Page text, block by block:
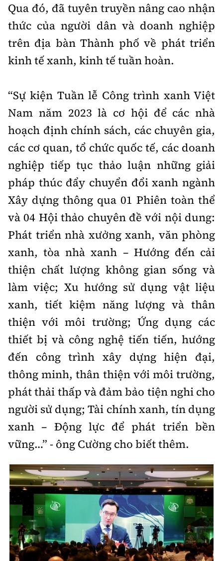
Qua đó, đã tuyên truyền nâng cao nhận
thức của người dân và doanh nghiệp
trên địa bàn Thành phố về phát triển
kinh tế xanh, kinh tế tuần hoàn.
“Sự kiện Tuần lễ Công trình xanh Việt
Nam năm 2023 là cơ hội để các nhà
hoạch định chính sách, các chuyên gia,
các cơ quan, tổ chức quốc tế, các doanh
nghiệp tiếp tục thảo luận những giải
pháp thúc đẩy chuyển đổi xanh ngành
Xây dựng thông qua 01 Phiên toàn thể
và 04 Hội thảo chuyên đề với nội dung:
Phát triển nhà xưởng xanh, văn phòng
xanh, tòa nhà xanh – Hướng đến cải
thiện chất lượng không gian sống và
làm việc; Xu hướng sử dụng vật liệu
xanh, tiết kiệm năng lượng và thân
thiện với môi trường; Ứng dụng các
thiết bị và công nghệ tiến tiến, hướng
đến công trình xây dựng hiện đại,
thông minh, thân thiện với môi trường,
phát thải thấp và đảm bảo tiện nghi cho
người sử dụng; Tài chính xanh, tín dụng
xanh – Động lực để phát triển bền
vững…” - ông Cường cho biết thêm.